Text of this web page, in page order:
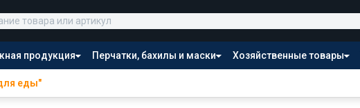
продукция Перчатки, бахилы и маски Хозяйственные товары
еды"